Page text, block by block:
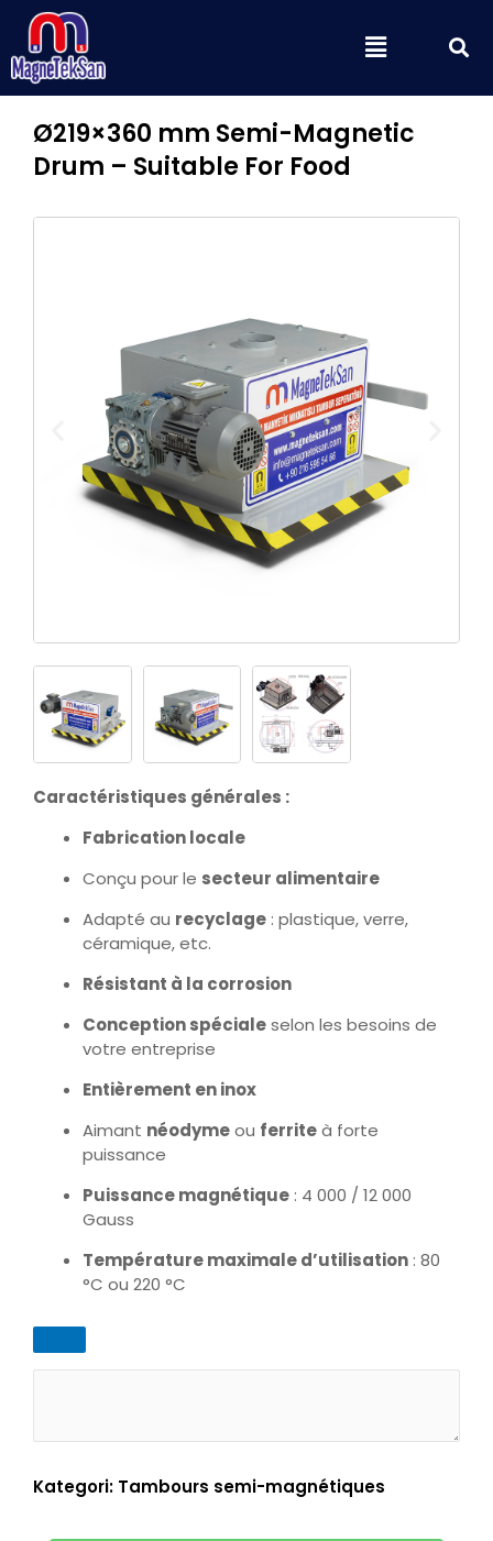
contenu
Menu
Ø219×360 mm Semi-Magnetic
Drum – Suitable For Food
Caractéristiques générales :
Fabrication locale
Conçu pour le secteur alimentaire
Adapté au recyclage : plastique, verre,
céramique, etc.
Résistant à la corrosion
Conception spécialeselon les besoins de
votre entreprise
Entièrement en inox
Aimant néodymeou ferriteà forte
puissance
Puissance magnétique : 4 000 / 12 000
Gauss
Température maximale d’utilisation : 80
°C ou 220 °C
Kategori: Tambours semi-magnétiques